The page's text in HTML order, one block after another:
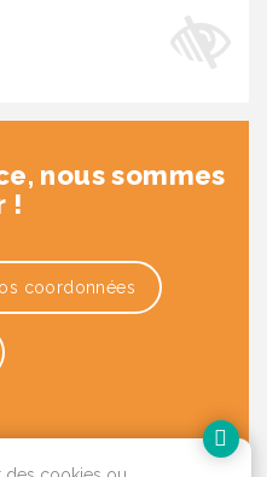
nous sommes
!
coordonnées